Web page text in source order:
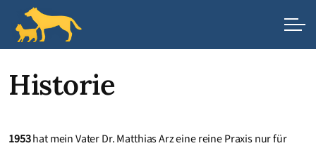
Historie
1953hat mein Vater Dr. Matthias Arz eine reine Praxis nur für